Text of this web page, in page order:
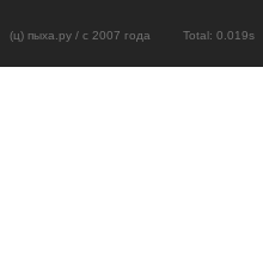
(ц) пыха.ру / с 2007 года Total: